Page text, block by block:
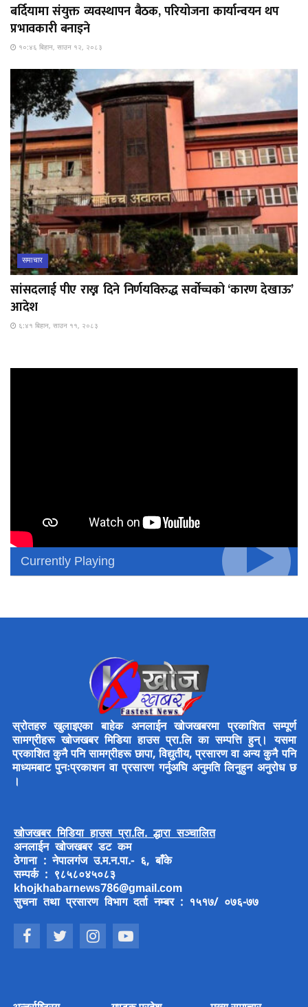
बर्दियामा संयुक्त व्यवस्थापन बैठक, परियोजना कार्यान्वयन थप
प्रभावकारी बनाइने
१०:४६ बिहान, साउन १२, २०८३
समाचार
सांसदलाई पीए राख्न दिने निर्णयविरुद्ध सर्वोच्चको ‘कारण देखाऊ’
आदेश
६:४१ बिहान, साउन ११, २०८३
Currently Playing
स्रोतहरु खुलाइएका बाहेक अनलाईन खोजखबरमा प्रकाशित सम्पूर्ण
सामग्रीहरू खोजखबर मिडिया हाउस प्रा.लि का सम्पत्ति हुन्। यसमा
प्रकाशित कुनै पनि सामग्रीहरू छापा, विद्युतीय, प्रसारण वा अन्य कुनै पनि
माध्यमबाट पुनःप्रकाशन वा प्रसारण गर्नुअघि अनुमति लिनुहुन अनुरोध छ
।
खोजखबर मिडिया हाउस प्रा.लि. द्धारा सञ्चालित
अनलाईन खोजखबर डट कम
ठेगाना : नेपालगंज उ.म.न.पा.- ६, बाँके
सम्पर्क : ९८५८०४५०८३
khojkhabarnews786@gmail.com
सुचना तथा प्रसारण विभाग दर्ता नम्बर : १५१७/ ०७६-७७